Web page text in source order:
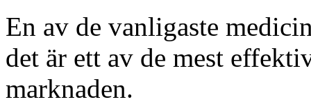
En av de vanligaste
det är ett av de mest
marknaden.